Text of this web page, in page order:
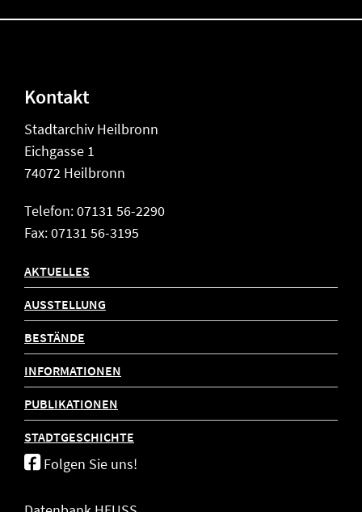
Kontakt
Stadtarchiv Heilbronn
Eichgasse 1
74072 Heilbronn
Telefon: 07131 56-2290
Fax: 07131 56-3195
AKTUELLES
AUSSTELLUNG
BESTÄNDE
INFORMATIONEN
PUBLIKATIONEN
STADTGESCHICHTE
Folgen Sie uns!